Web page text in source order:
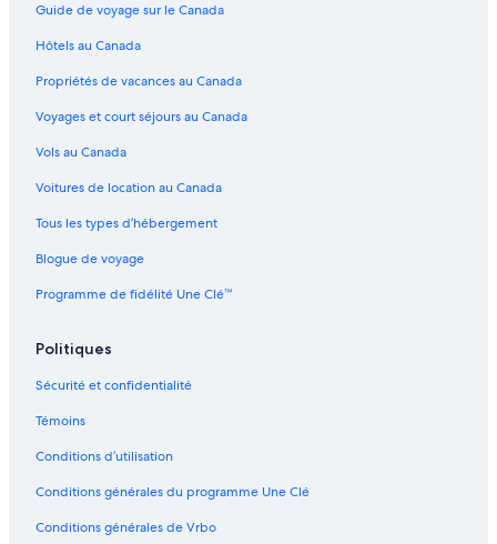
Village Vacances Valcartier – Hôtels à proximité
Aquarium du Québec – Hôtels à proximité
Vieux-Québec – Hôtels
Québec – Hôtels
Saint-Sauveur – Hôtels
Centre hospitalier de l’Université de Laval – Hôtels à proximité
Musée des Ursulines de Québec – Hôtels à proximité
Hôtels pour les familles – Vieux-Québec
Hôtels romantiques – Vieux-Québec
Hôtels de luxe – Vieux-Québec
Hôtels-Boutiques – Vieux-Québec
Hôtels tout inclus – Québec
Hôtels pour les sports d’aventure – Québec
Guide de voyage sur le Canada
Hôtels au Canada
Propriétés de vacances au Canada
Voyages et court séjours au Canada
Vols au Canada
Voitures de location au Canada
Tous les types d’hébergement
Blogue de voyage
Programme de fidélité Une Clé™
Politiques
Sécurité et confidentialité
Témoins
Conditions d’utilisation
Conditions générales du programme Une Clé
Conditions générales de Vrbo